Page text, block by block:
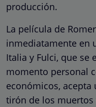
producción.
La película de
inmediatamente en
Italia y Fulci, que se
momento personal
económicos, acepta
tirón de los muertos